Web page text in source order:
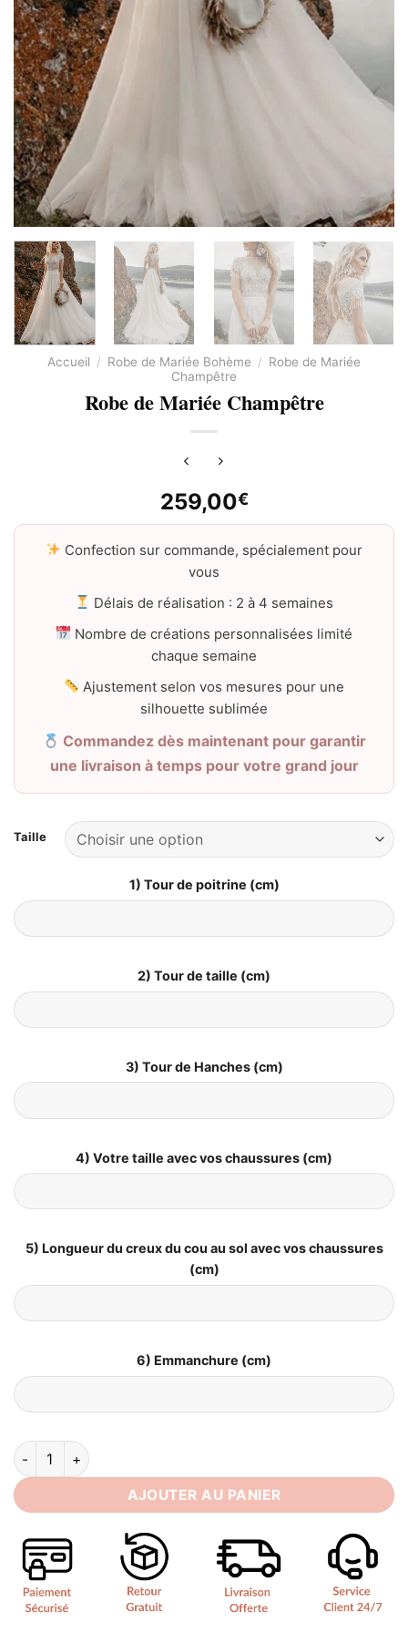
Accueil / Robe de Mariée Bohème / Robe de Mariée
Champêtre
Robe de Mariée Champêtre
259,00€
Confection sur commande, spécialement pour
vous
Délais de réalisation : 2 à 4 semaines
Nombre de créations personnalisées limité
chaque semaine
Ajustement selon vos mesures pour une
silhouette sublimée
Commandez dès maintenant pour garantir
une livraison à temps pour votre grand jour
Taille
1) Tour de poitrine (cm)
2) Tour de taille (cm)
3) Tour de Hanches (cm)
4) Votre taille avec vos chaussures (cm)
5) Longueur du creux du cou au sol avec vos chaussures
(cm)
6) Emmanchure (cm)
quantité de Robe de Mariée Champêtre
AJOUTER AU PANIER